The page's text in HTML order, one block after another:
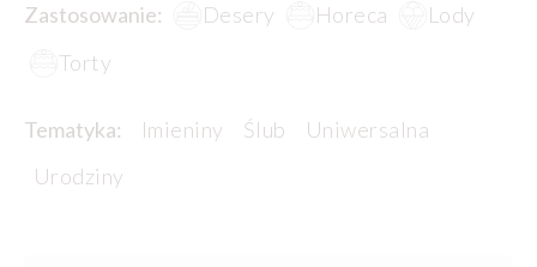
Zastosowanie:
Desery Horeca
Lody
Torty
Tematyka: Imieniny Ślub
Uniwersalna
Urodziny